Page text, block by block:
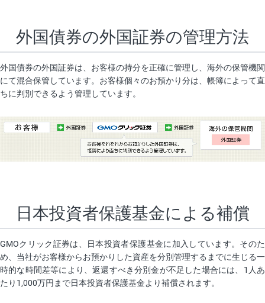
外国債券の外国証券の管理方法
外国債券の外国証券は、お客様の持分を正確に管理し、海外の保管機関
にて混合保管しています。お客様個々のお預かり分は、帳簿によって直
ちに判別できるよう管理しています。
日本投資者保護基金による補償
GMOクリック証券は、日本投資者保護基金に加入しています。そのた
め、当社がお客様からお預かりした資産を分別管理するまでに生じる一
時的な時間差等により、返還すべき分別金が不足した場合には、1人あ
たり1,000万円まで日本投資者保護基金より補償されます。